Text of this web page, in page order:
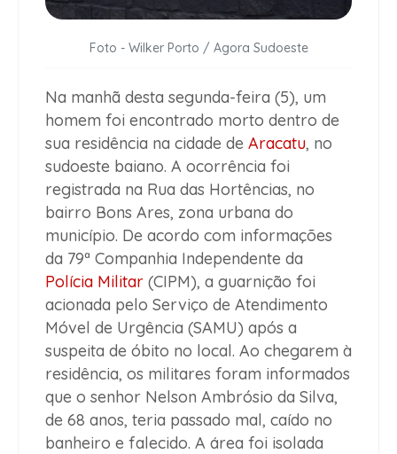
Foto - Wilker Porto / Agora Sudoeste
Na manhã desta segunda-feira (5), um
homem foi encontrado morto dentro de
sua residência na cidade de Aracatu, no
sudoeste baiano. A ocorrência foi
registrada na Rua das Hortências, no
bairro Bons Ares, zona urbana do
município. De acordo com informações
da 79ª Companhia Independente da
Polícia Militar (CIPM), a guarnição foi
acionada pelo Serviço de Atendimento
Móvel de Urgência (SAMU) após a
suspeita de óbito no local. Ao chegarem à
residência, os militares foram informados
que o senhor Nelson Ambrósio da Silva,
de 68 anos, teria passado mal, caído no
banheiro e falecido. A área foi isolada